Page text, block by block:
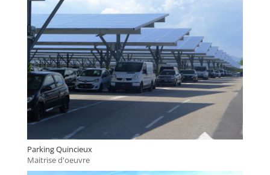
Parking Quincieux
Maitrise d'oeuvre